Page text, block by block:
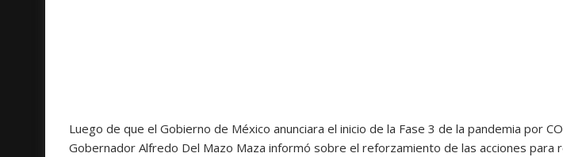
Luego de que el Gobierno de México anunciara el inicio de la Fase 3 de la pandemia por
Gobernador Alfredo Del Mazo Maza informó sobre el reforzamiento de las acciones para